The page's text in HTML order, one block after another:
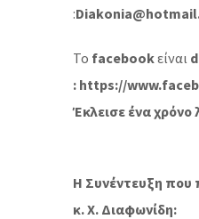
:
Το facebookείναι
: https://
Έκλεισε ένα
Η Συνέντευξη
κ. Χ. Διαφωνίδη: